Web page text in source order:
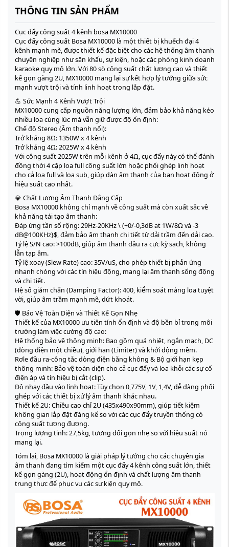
THÔNG TIN SẢN PHẨM
Cục đẩy công suất 4 kênh bosa MX10000
Cục đẩy công suất Bosa MX10000 là một thiết bị khuếch đại 4
kênh mạnh mẽ, được thiết kế đặc biệt cho các hệ thống âm thanh
chuyên nghiệp như sân khấu, sự kiện, hoặc các phòng kinh doanh
karaoke quy mô lớn. Với 80 sò công suất chất lượng cao và thiết
kế gọn gàng 2U, MX10000 mang lại sự kết hợp lý tưởng giữa sức
mạnh vượt trội và tính linh hoạt trong lắp đặt.
💪 Sức Mạnh 4 Kênh Vượt Trội
MX10000 cung cấp nguồn năng lượng lớn, đảm bảo khả năng kéo
nhiều loa cùng lúc mà vẫn giữ được độ ổn định:
Chế độ Stereo (Âm thanh nổi):
Trở kháng 8Ω: 1350W x 4 kênh
Trở kháng 4Ω: 2025W x 4 kênh
Với công suất 2025W trên mỗi kênh ở 4Ω, cục đẩy này có thể đánh
đồng thời 4 cặp loa full công suất lớn hoặc phối ghép linh hoạt
cho cả loa full và loa sub, giúp dàn âm thanh của bạn hoạt động ở
hiệu suất cao nhất.
💎 Chất Lượng Âm Thanh Đẳng Cấp
Bosa MX10000 không chỉ mạnh về công suất mà còn xuất sắc về
khả năng tái tạo âm thanh:
Đáp ứng tần số rộng: 29Hz-20KHz \ (+0/-0,3dB at 1W/8Ω và -3
dB@100KHz}$, đảm bảo âm thanh chi tiết từ dải trầm đến dải cao.
Tỷ lệ S/N cao: >100dB, giúp âm thanh đầu ra cực kỳ sạch, không
lẫn tạp âm.
Tỷ lệ xoay (Slew Rate) cao: 35V/uS, cho phép thiết bị phản ứng
nhanh chóng với các tín hiệu động, mang lại âm thanh sống động
và chi tiết.
Hệ số giảm chấn (Damping Factor): 400, kiểm soát màng loa tuyệt
vời, giúp âm trầm mạnh mẽ, dứt khoát.
🛡️ Bảo Vệ Toàn Diện và Thiết Kế Gọn Nhẹ
Thiết kế của MX10000 ưu tiên tính ổn định và độ bền bỉ trong môi
trường làm việc cường độ cao:
Hệ thống bảo vệ thông minh: Bao gồm quá nhiệt, ngắn mạch, DC
(dòng điện một chiều), giới hạn (Limiter) và khởi động mềm.
Rơle đầu ra-công tắc dòng điện bằng không & Bộ giới hạn kẹp
thông minh: Bảo vệ toàn diện cho cả cục đẩy và loa khỏi các sự cố
điện áp và tín hiệu bị cắt (clip).
Độ nhạy đầu vào linh hoạt: Tùy chọn 0,775V, 1V, 1,4V, dễ dàng phối
ghép với các thiết bị xử lý âm thanh khác nhau.
Thiết kế 2U: Chiều cao chỉ 2U (435x490x90mm), giúp tiết kiệm
không gian lắp đặt đáng kể so với các cục đẩy truyền thống có
công suất tương đương.
Trọng lượng tịnh: 27,5kg, tương đối gọn nhẹ so với hiệu suất nó
mang lại.
Tóm lại, Bosa MX10000 là giải pháp lý tưởng cho các chuyên gia
âm thanh đang tìm kiếm một cục đẩy 4 kênh công suất lớn, thiết
kế gọn gàng (2U), hoạt động ổn định và chất lượng âm thanh
trung thực để phục vụ các sự kiện quy mô.